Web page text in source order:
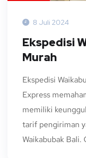
8 Juli 2024
Ekspedisi
Murah
Ekspedisi
Express
memiliki
tarif pengiriman
Waikabubak Bali.